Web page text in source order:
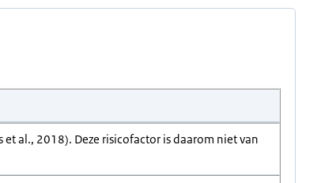
al., 2018). Deze risicofactor is daarom niet van